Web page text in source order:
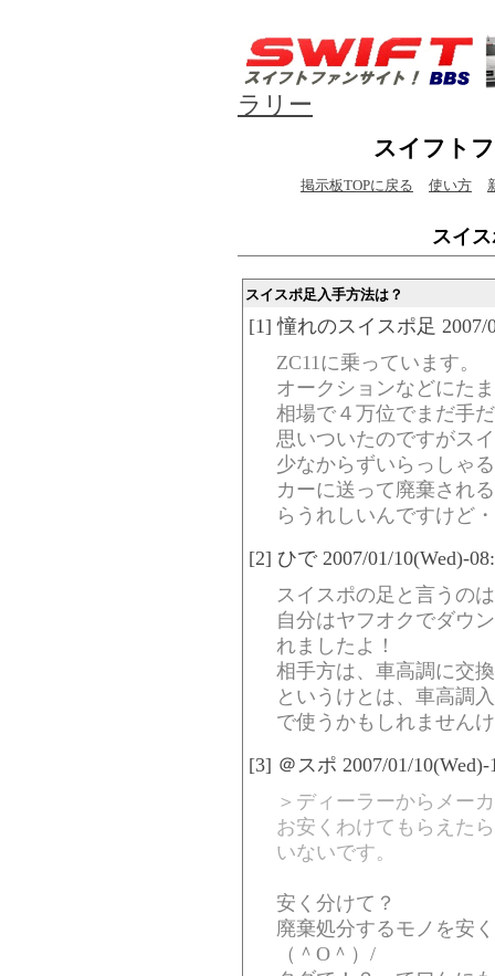
ラリー
スイフト
掲示板TOPに戻る 使い方
スイ
スイスポ足入手方法は？
[1] 憧れのスイスポ足 2007/
ZC11に乗っています。
オークションなどにた
相場で４万位でまだ手
思いついたのですがス
少なからずいらっしゃ
カーに送って廃棄され
らうれしいんですけど
[2] ひで 2007/01/10(Wed)-
スイスポの足と言うの
自分はヤフオクでダウ
れましたよ！
相手方は、車高調に交
というけとは、車高調
で使うかもしれません
[3] ＠スポ 2007/01/
＞ディーラーからメー
お安くわけてもらえた
いないです。
安く分けて？
廃棄処分するモノを安
（＾O＾）/